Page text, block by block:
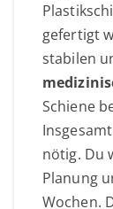
gefertigt
stabilen
Schiene
nötig. Du
Planung
Wochen.